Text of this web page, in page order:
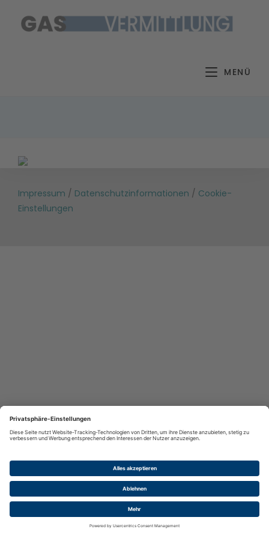
Inhalt
MENÜ
Impressum / Datenschutzinformationen / Cookie-
Einstellungen